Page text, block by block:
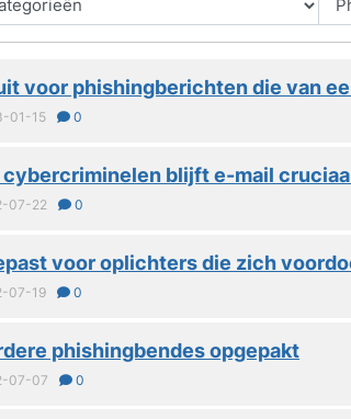
voor phishingberichten die van
01-15 0
cybercriminelen blijft e-mail
07-22 0
voor oplichters die zich
07-19 0
phishingbendes opgepakt
07-07 0